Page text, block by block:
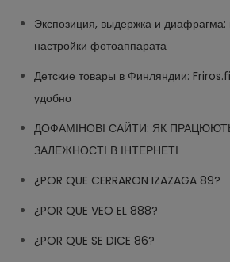
Экспозиция, выдержка и диафрагма:
настройки фотоаппарата
Детские товары в Финляндии:
удобно
ДОФАМІНОВІ САЙТИ: ЯК
ЗАЛЕЖНОСТІ В ІНТЕРНЕТІ
¿POR QUE CERRARON IZAZAGA 89?
¿POR QUE VEO EL 888?
¿POR QUE SE DICE 86?